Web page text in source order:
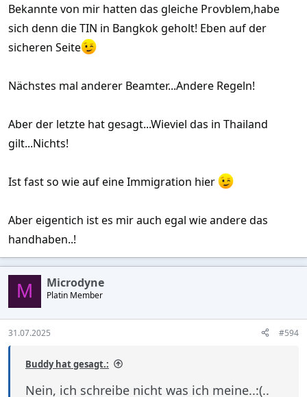
Bekannte von mir hatten das gleiche Provblem,habe
sich denn die TIN in Bangkok geholt! Eben auf der
sicheren Seite
Nächstes mal anderer Beamter...Andere Regeln!
Aber der letzte hat gesagt...Wieviel das in Thailand
gilt...Nichts!
Ist fast so wie auf eine Immigration hier
Aber eigentich ist es mir auch egal wie andere das
handhaben..!
M Microdyne
Platin Member
31.07.2025 #594
Buddy hat gesagt.:
Nein, ich schreibe nicht was ich meine..:(..